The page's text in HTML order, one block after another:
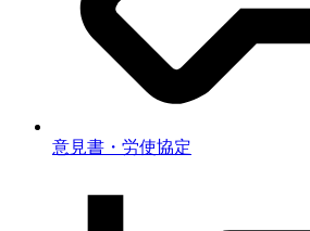
意見書・労使協定